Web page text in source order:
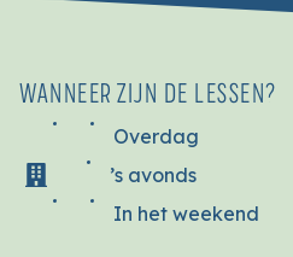
WANNEER ZIJN DE LESSEN?
Overdag
’s avonds
In het weekend